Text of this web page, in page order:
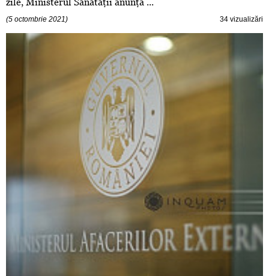
zile, Ministerul Sănătăţii anunţa ...
(5 octombrie 2021) 34 vizualizări